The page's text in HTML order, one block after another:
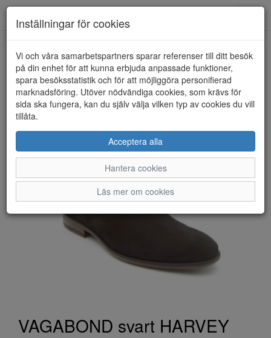
HEM VAGABOND
VAGABOND svart HARVEY
Inställningar för cookies
Vi och våra samarbetspartners sparar referenser till ditt besök
på din enhet för att kunna erbjuda anpassade funktioner,
spara besöksstatistik och för att möjliggöra personifierad
marknadsföring. Utöver nödvändiga cookies, som krävs för
sida ska fungera, kan du själv välja vilken typ av cookies du vill
tillåta.
Acceptera alla
Hantera cookies
Läs mer om cookies